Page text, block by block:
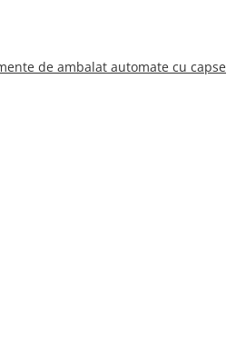
de ambalat automate cu capse